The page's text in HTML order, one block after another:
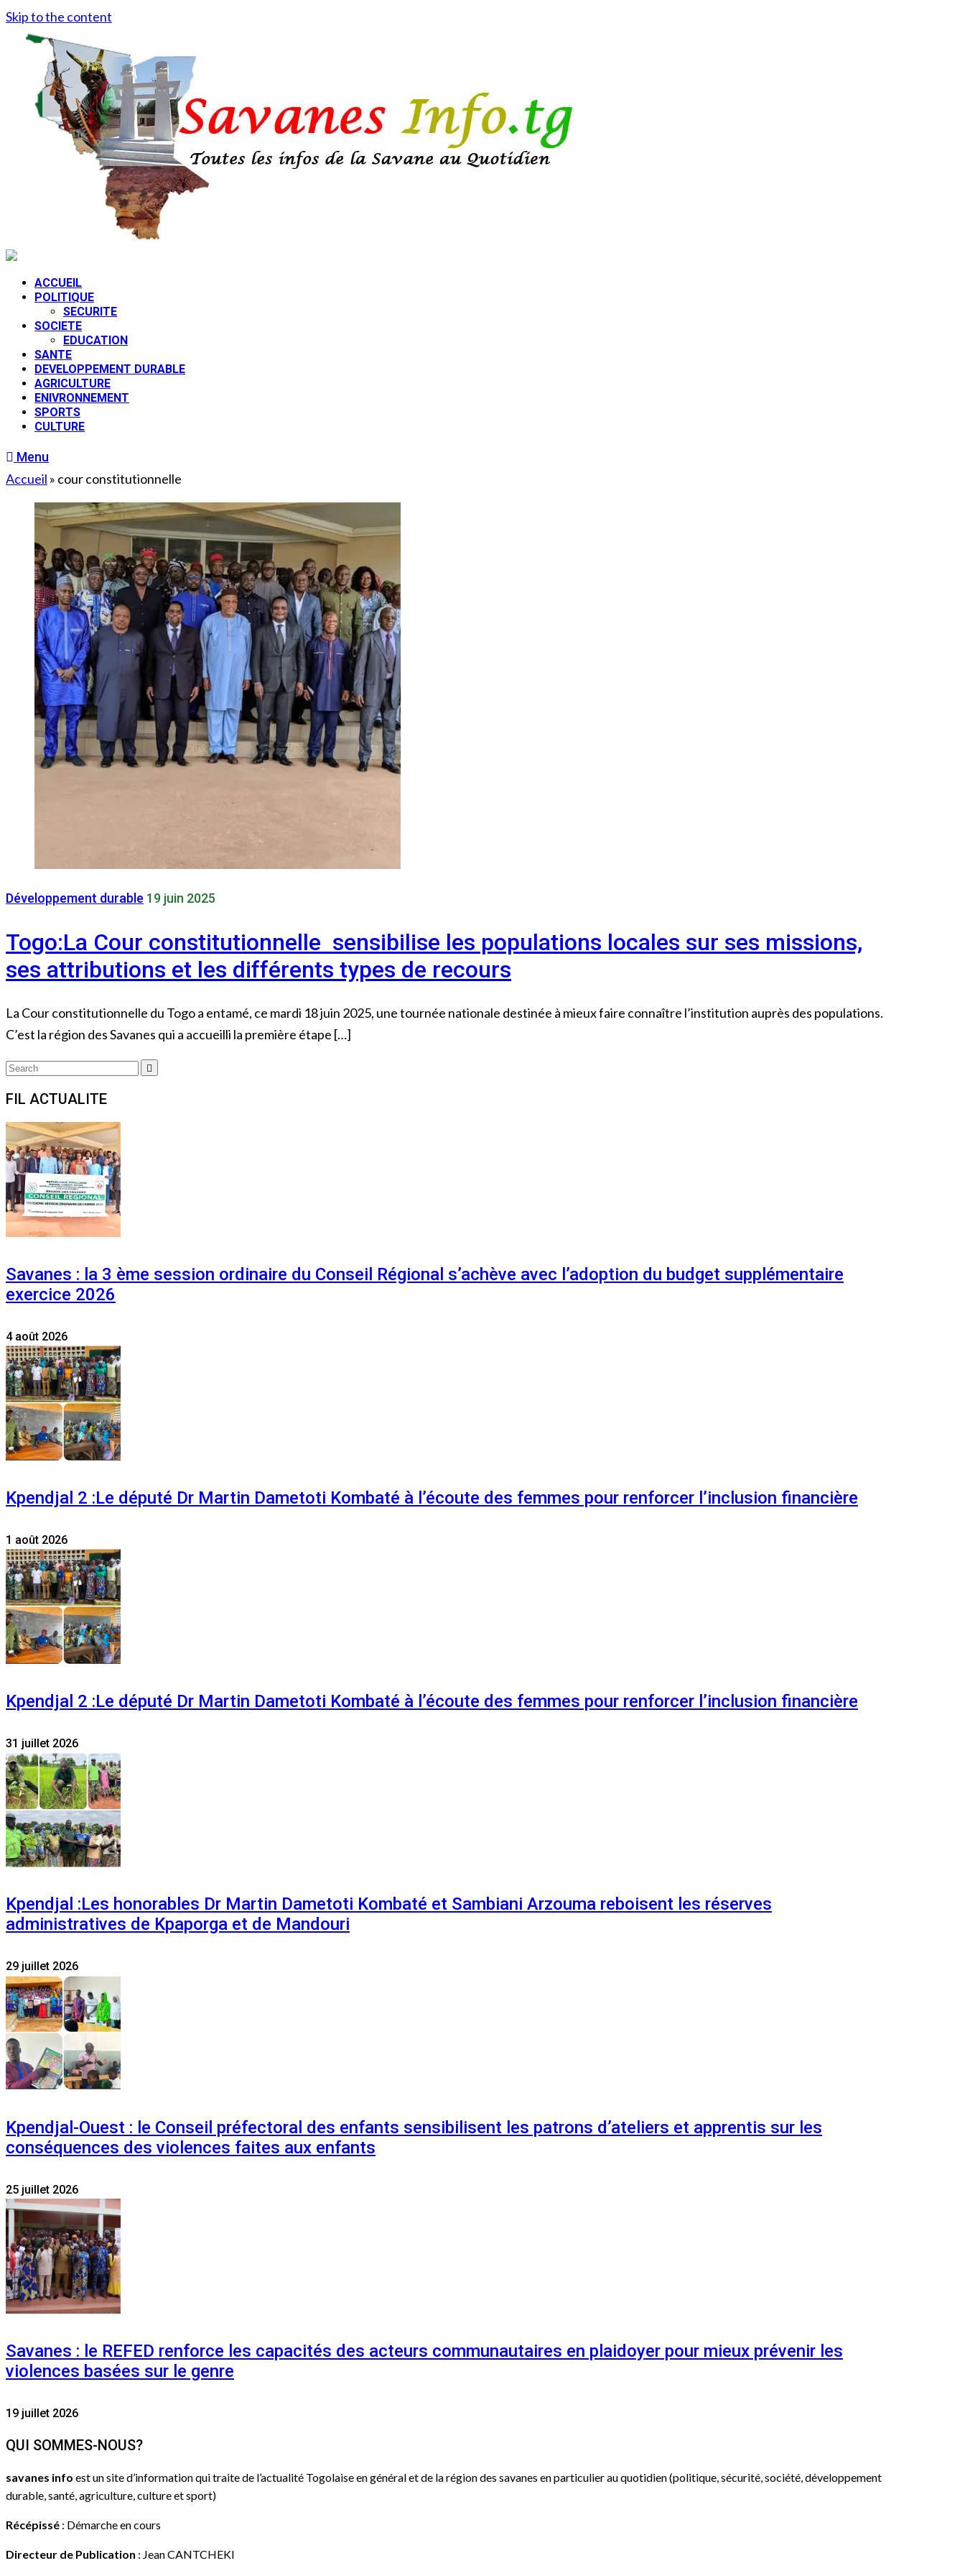
Skip to the content
ACCUEIL
POLITIQUE
SECURITE
SOCIETE
EDUCATION
SANTE
DEVELOPPEMENT DURABLE
AGRICULTURE
ENIVRONNEMENT
SPORTS
CULTURE
Menu
Accueil » cour constitutionnelle
Développement durable 19 juin 2025
Togo:La Cour constitutionnelle sensibilise les populations locales sur ses missions,
ses attributions et les différents types de recours
La Cour constitutionnelle du Togo a entamé, ce mardi 18 juin 2025, une tournée nationale destinée à mieux faire connaître l’institution auprès des populations.
C’est la région des Savanes qui a accueilli la première étape […]
Search
FIL ACTUALITE
Savanes : la 3 ème session ordinaire du Conseil Régional s’achève avec l’adoption du budget supplémentaire
exercice 2026
4 août 2026
Kpendjal 2 :Le député Dr Martin Dametoti Kombaté à l’écoute des femmes pour renforcer l’inclusion financière
1 août 2026
Kpendjal 2 :Le député Dr Martin Dametoti Kombaté à l’écoute des femmes pour renforcer l’inclusion financière
31 juillet 2026
Kpendjal :Les honorables Dr Martin Dametoti Kombaté et Sambiani Arzouma reboisent les réserves
administratives de Kpaporga et de Mandouri
29 juillet 2026
Kpendjal-Ouest : le Conseil préfectoral des enfants sensibilisent les patrons d’ateliers et apprentis sur les
conséquences des violences faites aux enfants
25 juillet 2026
Savanes : le REFED renforce les capacités des acteurs communautaires en plaidoyer pour mieux prévenir les
violences basées sur le genre
19 juillet 2026
QUI SOMMES-NOUS?
savanes info est un site d’information qui traite de l’actualité Togolaise en général et de la région des savanes en particulier au quotidien (politique, sécurité, société, développement
durable, santé, agriculture, culture et sport)
Récépissé : Démarche en cours
Directeur de Publication : Jean CANTCHEKI